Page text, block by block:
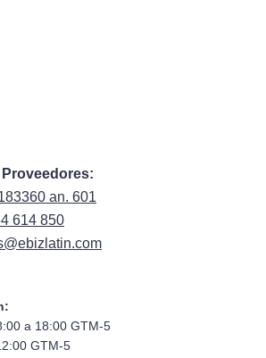
Proveedores:
an. 601
614 850
a 18:00 GTM-5
GTM-5